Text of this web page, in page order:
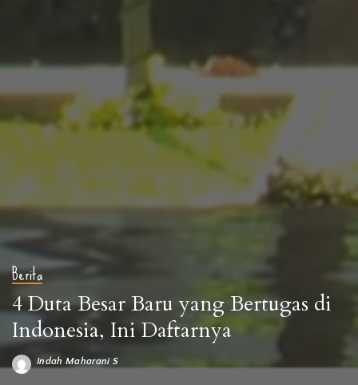
Berita
4 Duta Besar Baru yang Bertugas di
Indonesia, Ini Daftarnya
Posted
Indah Maharani S